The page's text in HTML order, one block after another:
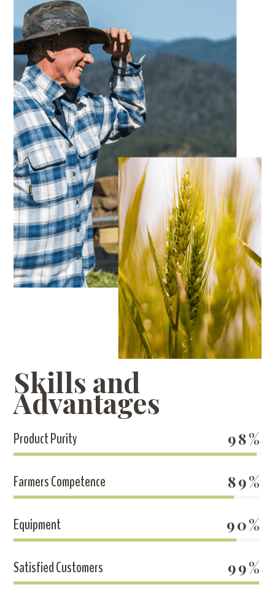
Skills and
Advantages
Product Purity 98%
Farmers Competence 89%
Equipment 90%
Satisfied Customers 99%